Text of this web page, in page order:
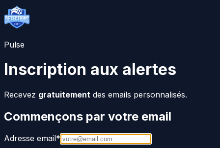
Pulse
Inscription aux alertes
Recevez gratuitement des emails personnalisés.
Commençons par votre email
Adresse email*